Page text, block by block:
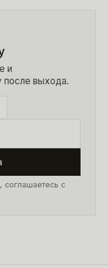
и
выхода.
соглашаетесь с